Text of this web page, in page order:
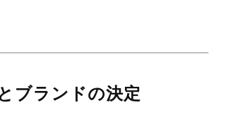
ブランドの決定